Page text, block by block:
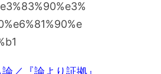
／『論より証拠』